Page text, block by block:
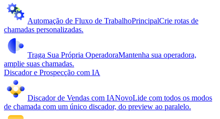
Automação de Fluxo de TrabalhoPrincipalCrie rotas de
chamadas personalizadas.
Traga Sua Própria OperadoraMantenha sua operadora,
amplie suas chamadas.
Discador e Prospecção com IA
Discador de Vendas com IANovoLide com todos os modos
de chamada com um único discador, do preview ao paralelo.